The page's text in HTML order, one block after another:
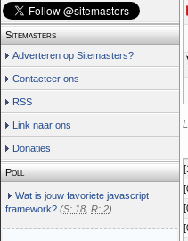
Sitemasters
Adverteren op Sitemasters?
Contacteer ons
RSS
Link naar ons
Donaties
Poll
Wat is jouw favoriete javascript
framework? (S: 18 R: 2)